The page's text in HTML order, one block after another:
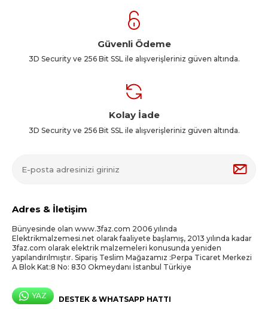
Güvenli Ödeme
3D Security ve 256 Bit SSL ile alışverişleriniz güven altında.
Kolay İade
3D Security ve 256 Bit SSL ile alışverişleriniz güven altında.
Adres & İletişim
Bünyesinde olan www.3faz.com 2006 yılında
Elektrikmalzemesi.net olarak faaliyete başlamış, 2013 yılında kadar
3faz.com olarak elektrik malzemeleri konusunda yeniden
yapılandırılmıştır. Sipariş Teslim Mağazamız :Perpa Ticaret Merkezi
A Blok Kat:8 No: 830 Okmeydanı İstanbul Türkiye
YAZ DESTEK & WHATSAPP HATTI